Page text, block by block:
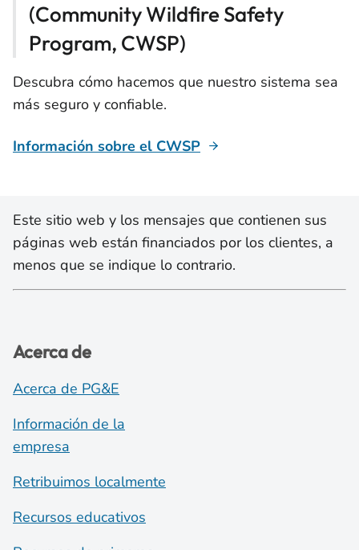
(Community Wildfire Safety
Program, CWSP)
Descubra cómo hacemos que nuestro sistema sea
más seguro y confiable.
Información sobre el CWSP
Este sitio web y los mensajes que contienen sus
páginas web están financiados por los clientes, a
menos que se indique lo contrario.
Acerca de
Acerca de PG&E
Información de la
empresa
Retribuimos localmente
Recursos educativos